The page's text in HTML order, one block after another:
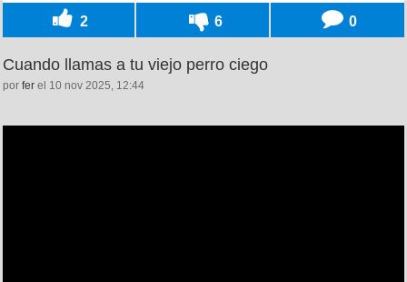
2 6 0
Cuando llamas a tu viejo perro ciego
por fer el 10 nov 2025, 12:44